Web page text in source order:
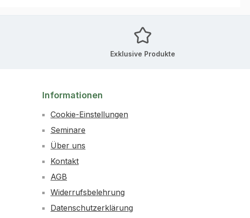
Exklusive Produkte
Informationen
Cookie-Einstellungen
Seminare
Über uns
Kontakt
AGB
Widerrufsbelehrung
Datenschutzerklärung